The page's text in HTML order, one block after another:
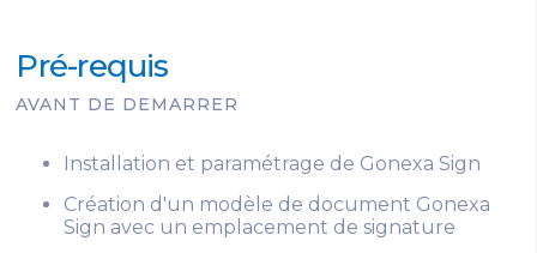
Pré-requis
AVANT DE DEMARRER
Installation et paramétrage de Gonexa Sign
Création d'un modèle de document Gonexa
Sign avec un emplacement de signature